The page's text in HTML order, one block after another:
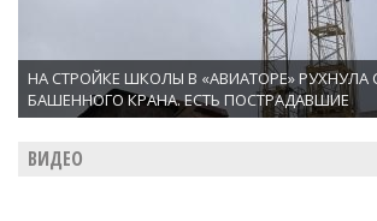
НА СТРОЙКЕ ШКОЛЫ В «АВИАТОРЕ» РУХНУЛА
БАШЕННОГО КРАНА. ЕСТЬ ПОСТРАДАВШИЕ
ВИДЕО